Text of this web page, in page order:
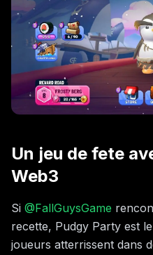
Un jeu de fete
Web3
Si @FallGuysGame
recette, Pudgy Party est
joueurs atterrissent dans